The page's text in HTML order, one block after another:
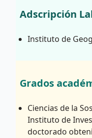
Adscripción
Instituto de
Grados
Ciencias de la
Instituto de
doctorado